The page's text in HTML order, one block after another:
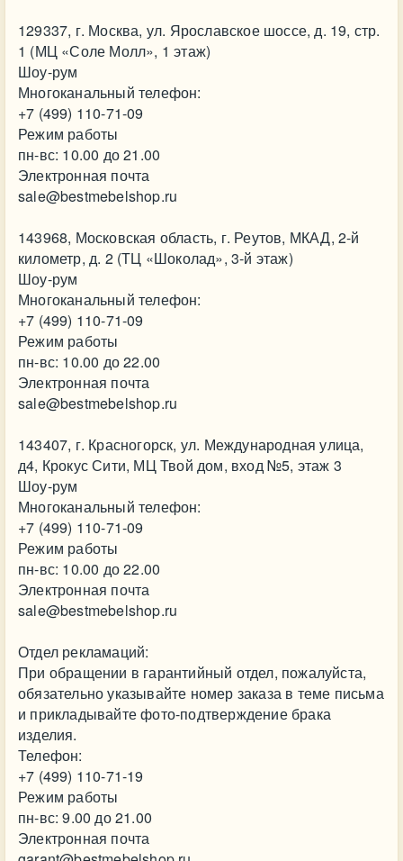
129337, г. Москва, ул. Ярославское шоссе, д. 19, стр.
1 (МЦ «Соле Молл», 1 этаж)
Шоу-рум
Многоканальный телефон:
+7 (499) 110-71-09
Режим работы
пн-вс: 10.00 до 21.00
Электронная почта
sale@bestmebelshop.ru
143968, Московская область, г. Реутов, МКАД, 2-й
километр, д. 2 (ТЦ «Шоколад», 3-й этаж)
Шоу-рум
Многоканальный телефон:
+7 (499) 110-71-09
Режим работы
пн-вс: 10.00 до 22.00
Электронная почта
sale@bestmebelshop.ru
143407, г. Красногорск, ул. Международная улица,
д4, Крокус Сити, МЦ Твой дом, вход №5, этаж 3
Шоу-рум
Многоканальный телефон:
+7 (499) 110-71-09
Режим работы
пн-вс: 10.00 до 22.00
Электронная почта
sale@bestmebelshop.ru
Отдел рекламаций:
При обращении в гарантийный отдел, пожалуйста,
обязательно указывайте номер заказа в теме письма
и прикладывайте фото-подтверждение брака
изделия.
Телефон:
+7 (499) 110-71-19
Режим работы
пн-вс: 9.00 до 21.00
Электронная почта